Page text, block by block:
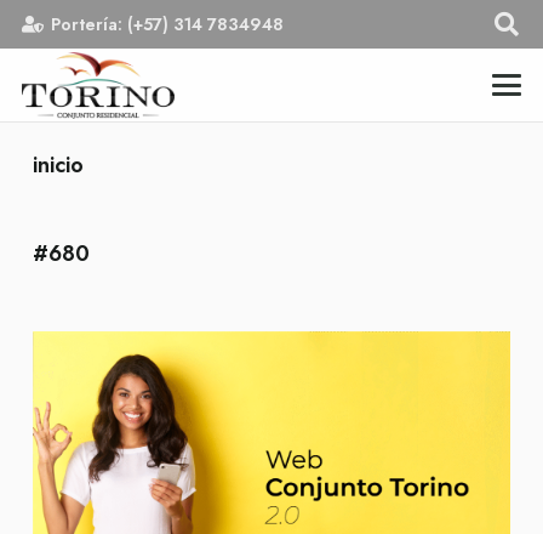
Portería: (+57) 314 7834948
inicio
#680